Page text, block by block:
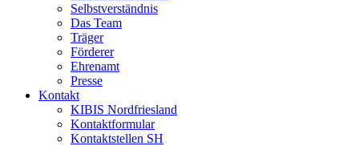
Selbstverständnis
Das Team
Träger
Förderer
Ehrenamt
Presse
Kontakt
KIBIS Nordfriesland
Kontaktformular
Kontaktstellen SH